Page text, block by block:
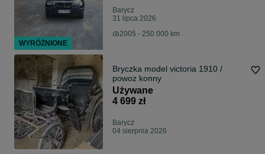
Barycz
31 lipca 2026
2005 - 250 000 km
Bryczka model victoria 1910 /
powoz konny
Używane
4 699 zł
Barycz
04 sierpnia 2026
WYRÓŻNIONE